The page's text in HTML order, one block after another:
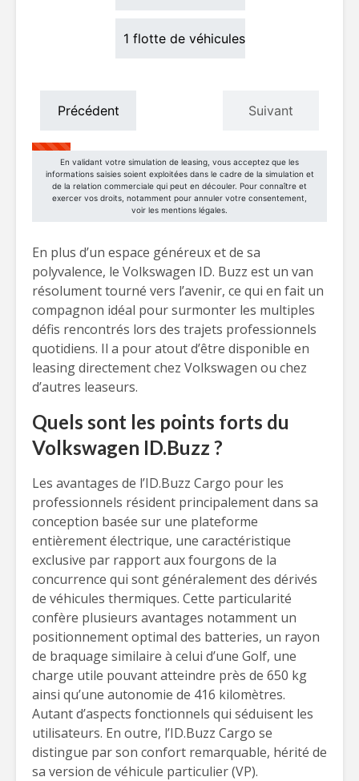
En plus d’un espace généreux et de sa
polyvalence, le Volkswagen ID. Buzz est un van
résolument tourné vers l’avenir, ce qui en fait un
compagnon idéal pour surmonter les multiples
défis rencontrés lors des trajets professionnels
quotidiens. Il a pour atout d’être disponible en
leasing directement chez Volkswagen ou chez
d’autres leaseurs.
Quels sont les points forts du
Volkswagen ID.Buzz ?
Les avantages de l’ID.Buzz Cargo pour les
professionnels résident principalement dans sa
conception basée sur une plateforme
entièrement électrique, une caractéristique
exclusive par rapport aux fourgons de la
concurrence qui sont généralement des dérivés
de véhicules thermiques. Cette particularité
confère plusieurs avantages notamment un
positionnement optimal des batteries, un rayon
de braquage similaire à celui d’une Golf, une
charge utile pouvant atteindre près de 650 kg
ainsi qu’une autonomie de 416 kilomètres.
Autant d’aspects fonctionnels qui séduisent les
utilisateurs. En outre, l’ID.Buzz Cargo se
distingue par son confort remarquable, hérité de
sa version de véhicule particulier (VP).